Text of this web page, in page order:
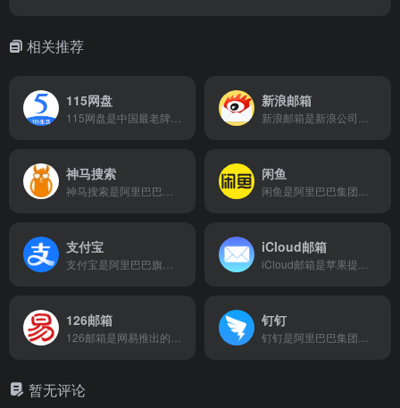
相关推荐
115网盘 新浪邮箱
神马搜索 闲鱼
支付宝 iCloud邮箱
126邮箱 钉钉
暂无评论